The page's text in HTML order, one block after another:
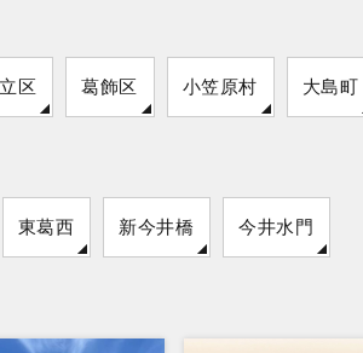
区 葛飾区 小笠原村 大島町
東葛西 新今井橋 今井水門